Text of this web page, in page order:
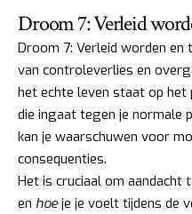
Droom 7: Verleid
Droom 7: Verleid worden
van controleverlies en
het echte leven staat op het
die ingaat tegen je normale
kan je waarschuwen voor
consequenties.
Het is cruciaal om aandacht
en hoeje je voelt tijdens de